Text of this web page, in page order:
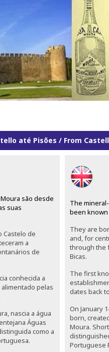
até Pisões / From
são desde
suas
Castelo de
a
de
conhecida a
pelas
nascia a água
Águas
como a
The
been
They are
and, for
through the
Bicas.
The first
dates back
On January
born,
Moura.
Portuguese